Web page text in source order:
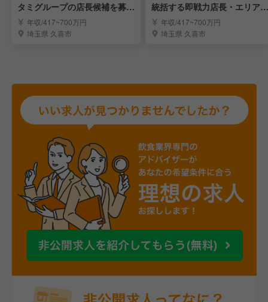
タミグループの店長候補を募
集！／キャリアアップ
年収/417~700万円
埼玉県 久喜市
統括する即戦力店長・エリアM
GR候補を募集！
年収/417~700万円
埼玉県 久喜市